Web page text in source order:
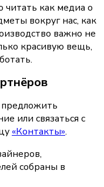
как медиа о
вокруг нас, как
важно не
красивую вещь,
предложить
или связаться с
«Контакты».
собраны в